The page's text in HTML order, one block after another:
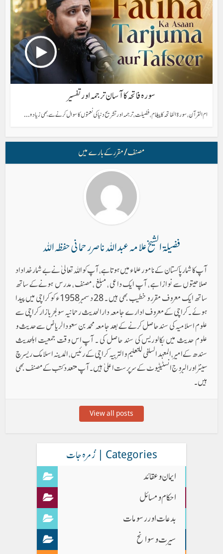
سورہ فاتحہ کا آسان ترجمہ اور تفسیر
ام القرآن، سورۃ الفاتحہ کا پیغام، فضیلت، ترجمہ اور تشریح دنیا کی نعمتوں کا سوال کرنے سے بھی زیادہ...
مصنف/ مقرر کے بارے میں
فضیلۃ الشیخ علامہ عبد اللہ ناصر رحمانی حفظہ اللہ
آپ کا شمار پاکستان کے نامور علماء میں ہوتا ہے ، آپ کو اللہ تعالیٰ نے بے شمار خداداد
صلاحیتوں سے نوازا ہے ، آپ ایک داعی ، مبلغ ، مصنف ، مدرس ہونےکے ساتھ
ساتھ ایک معروف مقرر و خطیب بھی ہیں ۔ 28 دسمبر 1958ء کو کراچی میں پیدا
ہوئے ۔ کراچی کے معروف ادارے جامعہ دارالحدیث رحمانیہ سولجر بازار کراچی سے
علوم اسلامیہ کی سند حاصل کرنے کے بعد جامعہ محمد بن سعود الریاض سے حدیث و
علوم حدیث میں بکالوریس کی سند حاصل کی ۔ آپ اس وقت جمعیت اہلحدیث
سندھ کے امیر ، المعہد السلفی للتعلیم والتربیہ کراچی کے رئیس ، المدینہ اسلامک ریسرچ
سینٹر اور البروج انسٹیٹیوٹ کے سرپرست اعلیٰ ہیں۔ آپ متعدد کتب کے مصنف بھی
ہیں۔
View all posts
Categories | زُمرہ جات
ایمان وعقائد
احکام و مسائل
بدعات اور رسومات
سیرت و سوانح